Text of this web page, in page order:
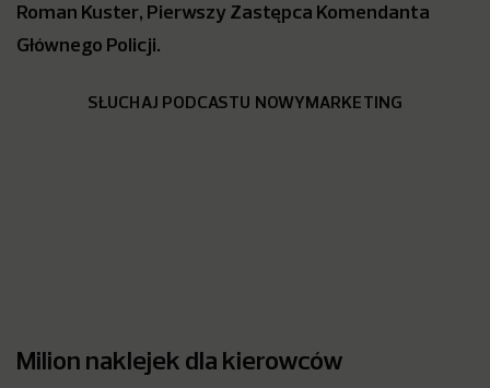
Roman Kuster, Pierwszy Zastępca Komendanta
Głównego Policji.
SŁUCHAJ PODCASTU NOWYMARKETING
Milion naklejek dla kierowców